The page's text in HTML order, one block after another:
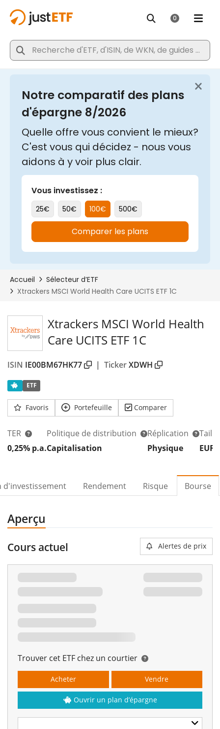
Xtrackers MSCI World Health
Care UCITS ETF 1C
ISIN IE00BM67HK77 | TickerXDWH
ETF
Favoris Portefeuille Comparer
TER
0,25% p.a.
Politique de distribution
Capitalisation
Réplication
Physique
EUR
d'investissement Rendement Risque Bourse
Aperçu
Cours actuel Alertes de prix
Trouver cet ETF chez un courtier
Acheter Vendre
Ouvrir un plan d’épargne